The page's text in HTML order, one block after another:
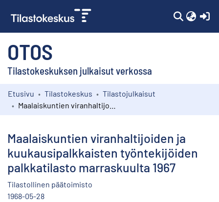
OTOS
Tilastokeskuksen julkaisut verkossa
Kokoelmat
Etusivu Tilastokeskus
Tilastojulkaisut
Maalaiskuntien viranhaltijoiden ja
kuukausipalkkaisten työntekijöiden
palkkatilasto marraskuulta 1967
Tilastollinen päätoimisto
1968-05-28